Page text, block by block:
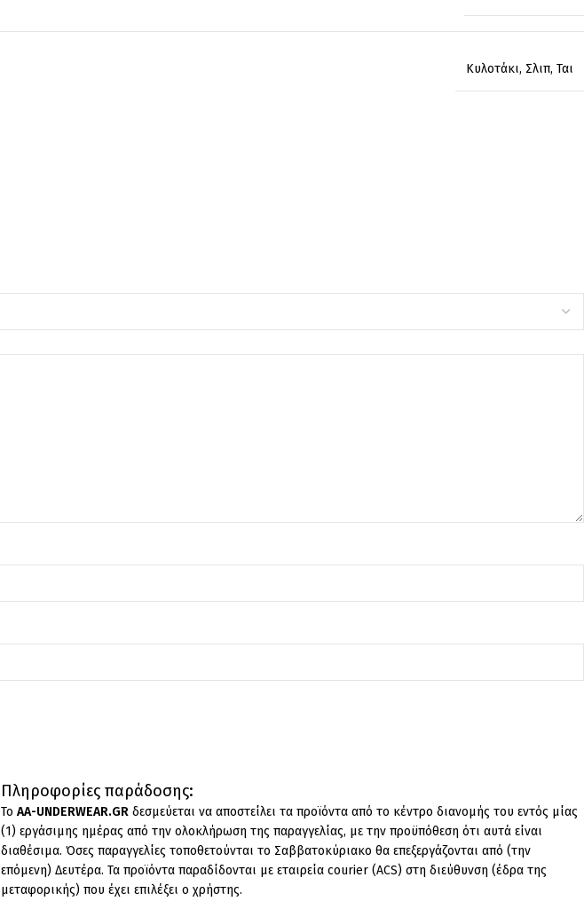
Κυλοτάκι, Σλιπ, Ται
Πληροφορίες παράδοσης:
To AA-UNDERWEAR.GR δεσμεύεται να αποστείλει τα προϊόντα από το κέντρο διανομής του εντός μίας
(1) εργάσιμης ημέρας από την ολοκλήρωση της παραγγελίας, με την προϋπόθεση ότι αυτά είναι
διαθέσιμα. Όσες παραγγελίες τοποθετούνται το Σαββατοκύριακο θα επεξεργάζονται από (την
επόμενη) Δευτέρα. Τα προϊόντα παραδίδονται με εταιρεία courier (ACS) στη διεύθυνση (έδρα της
μεταφορικής) που έχει επιλέξει ο χρήστης.